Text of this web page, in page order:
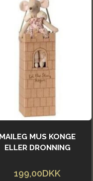
MAILEG MUS KONGE
ELLER DRONNING
199,00DKK